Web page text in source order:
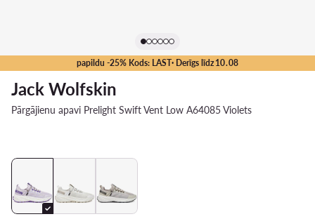
papildu -25% Kods: LAST· Derīgs līdz10.08
Jack Wolfskin
Pārgājienu apavi Prelight Swift Vent Low A64085 Violets